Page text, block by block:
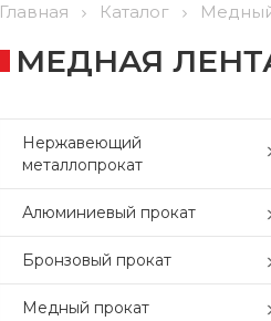
Главная Каталог
МЕДНАЯ
Нержавеющий
металлопрокат
Алюминиевый прокат
Бронзовый прокат
Медный прокат